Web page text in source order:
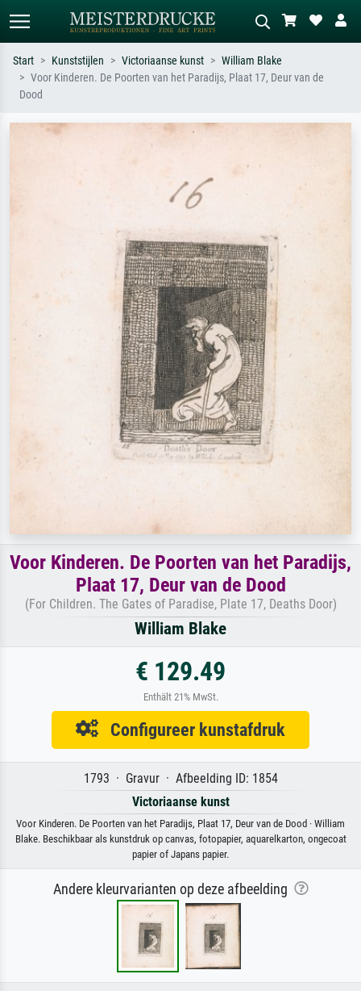
Monet, Sterrennacht, impressionisme,
weide, abstract met veel rood, donker
een boom.
Start Kunststijlen Victoriaanse kunst
William Blake
Voor Kinderen. De Poorten van het Paradijs, Plaat 17, Deur van de
Dood
Voor Kinderen. De Poorten van het Paradijs,
Plaat 17, Deur van de Dood
(For Children. The Gates of Paradise, Plate 17, Deaths Door)
William Blake
€ 129.49
Enthält 21% MwSt.
Configureer kunstafdruk
1793 · Gravur · Afbeelding ID: 1854
Victoriaanse kunst
Voor Kinderen. De Poorten van het Paradijs, Plaat 17, Deur van de Dood · William
Blake. Beschikbaar als kunstdruk op canvas, fotopapier, aquarelkarton, ongecoat
papier of Japans papier.
Andere kleurvarianten op deze afbeelding